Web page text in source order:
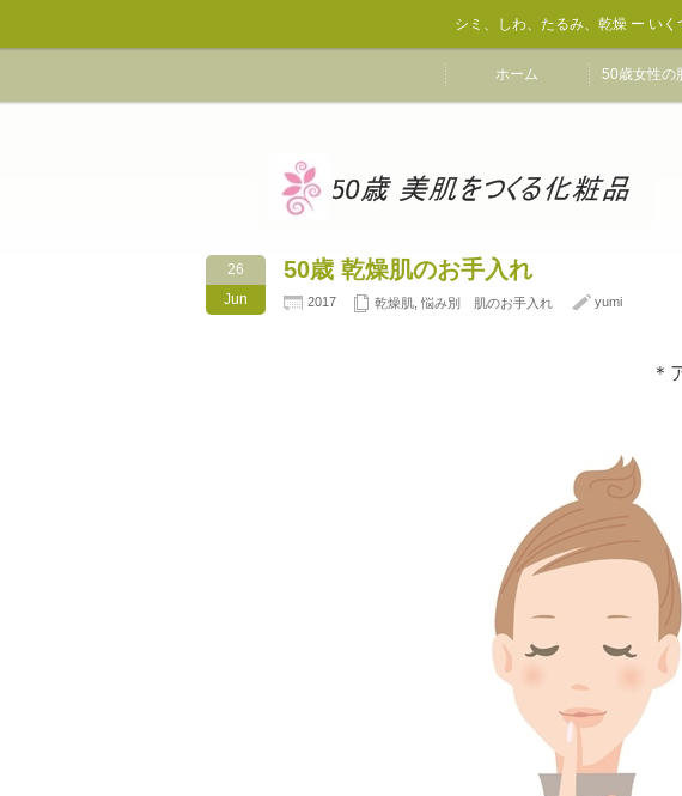
シミ、しわ、たるみ、乾燥 ー い
ホーム 50歳女性の
26
Jun
50歳 乾燥肌のお手入れ
2017 乾燥肌 悩み別 肌のお手入れ yumi
＊